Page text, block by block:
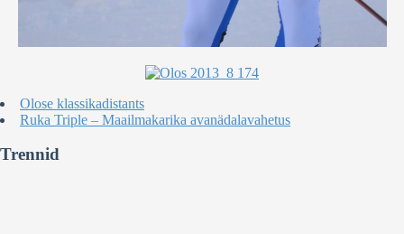
Olose klassikadistants
Ruka Triple – Maailmakarika avanädalavahetus
Trennid